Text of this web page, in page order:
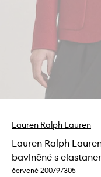
Lauren Ralph Lauren
Lauren Ralph
bavlněné s
červené 200797305